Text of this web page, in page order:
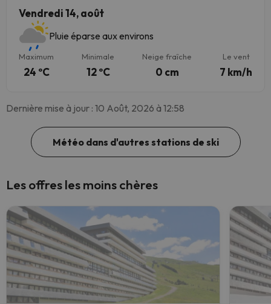
Vendredi 14, août
Pluie éparse aux environs
Maximum
24 ºC
Minimale
12 ºC
Neige fraîche
0 cm
Le vent
7 km/h
Dernière mise à jour : 10 Août, 2026 à 12:58
Météo dans d'autres stations de ski
Les offres les moins chères